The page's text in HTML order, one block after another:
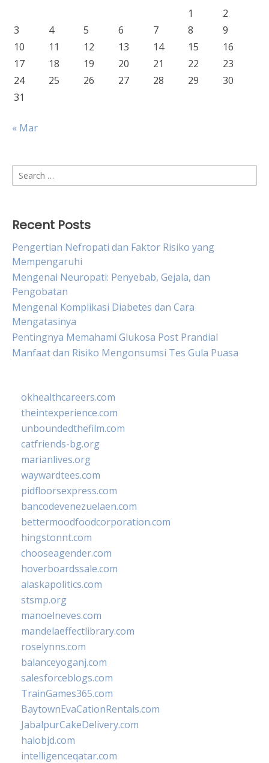
1
2
3
4 5 6 7 8
9
10
11 12 13 14 15
16
17
18 19 20 21 22
23
24
25 26 27 28 29
30
31
« Mar
Search
for:
Recent Posts
Pengertian Nefropati dan Faktor Risiko yang
Mempengaruhi
Mengenal Neuropati: Penyebab, Gejala, dan
Pengobatan
Mengenal Komplikasi Diabetes dan Cara
Mengatasinya
Pentingnya Memahami Glukosa Post Prandial
Manfaat dan Risiko Mengonsumsi Tes Gula Puasa
okhealthcareers.com
theintexperience.com
unboundedthefilm.com
catfriends-bg.org
marianlives.org
waywardtees.com
pidfloorsexpress.com
bancodevenezuelaen.com
bettermoodfoodcorporation.com
hingstonnt.com
chooseagender.com
hoverboardssale.com
alaskapolitics.com
stsmp.org
manoelneves.com
mandelaeffectlibrary.com
roselynns.com
balanceyoganj.com
salesforceblogs.com
TrainGames365.com
BaytownEvaCationRentals.com
JabalpurCakeDelivery.com
halobjd.com
intelligenceqatar.com